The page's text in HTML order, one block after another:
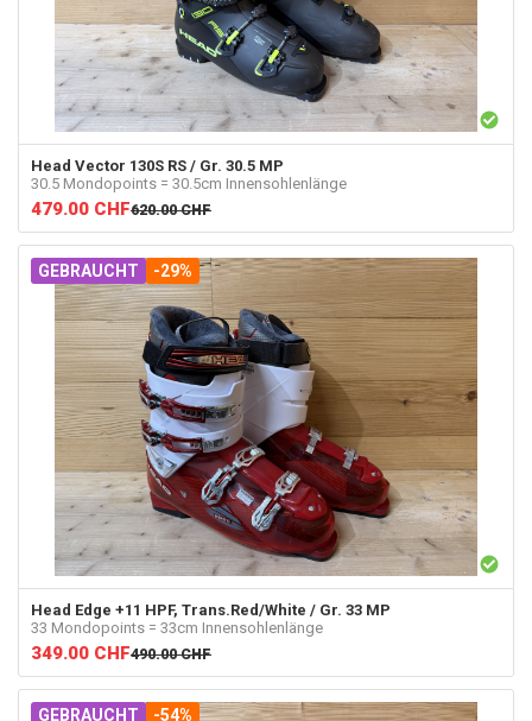
Head Vector 130S RS / Gr. 30.5 MP
30.5 Mondopoints = 30.5cm Innensohlenlänge
479.00 CHF620.00 CHF
GEBRAUCHT -29%
Head Edge +11 HPF, Trans.Red/White / Gr. 33 MP
33 Mondopoints = 33cm Innensohlenlänge
349.00 CHF490.00 CHF
GEBRAUCHT -54%